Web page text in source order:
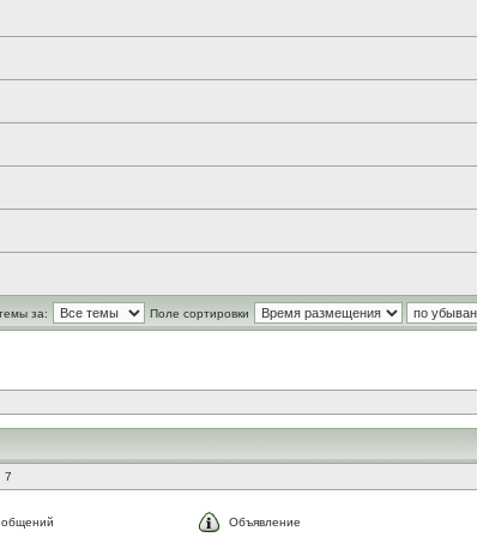
за: Поле сортировки
7
Объявление